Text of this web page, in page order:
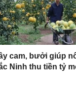
cam, bưởi giúp
Ninh thu tiền tỷ